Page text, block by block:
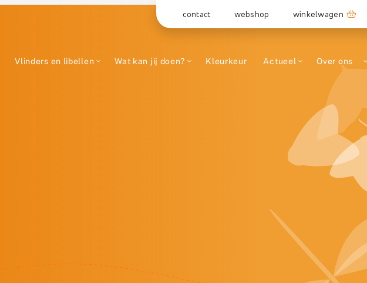
contact webshop winkelwagen
Vlinders en libellen Wat kan jij doen? Kleurkeur Actueel Over ons